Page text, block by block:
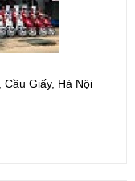
Giấy, Hà Nội